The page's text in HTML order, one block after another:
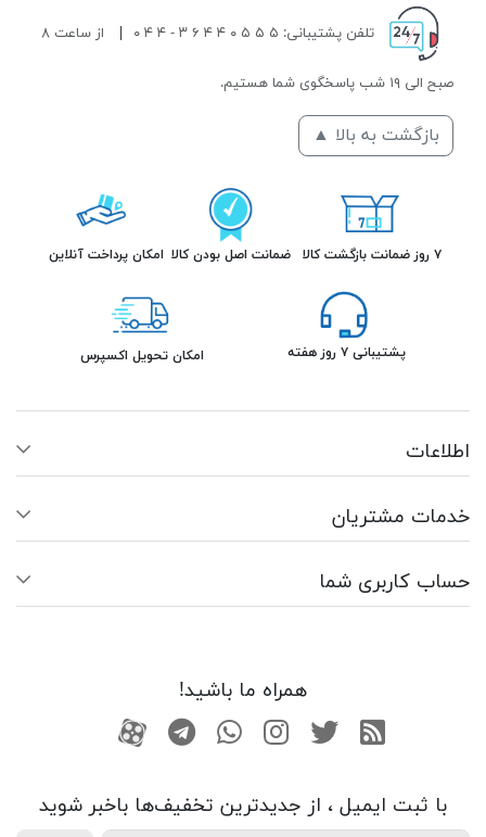
تلفن پشتیبانی: ۵ ۵ ۵ ۰ ۴ ۴ ۶ ۳ - ۴ ۴ ۰ | از ساعت ۸
صبح الی ۱۹ شب پاسخگوی شما هستیم.
بازگشت به بالا ▲
ضمانت اصل بودن کالا امکان پرداخت آنلاین
پشتیبانی ۷ روز هفته امکان تحویل اکسپرس
اطلاعات
خدمات مشتریان
حساب کاربری شما
همراه ما باشید!
RSS توییتراینستاگرام
واتساپتلگرامآپارات
با ثبت ایمیل ، از جدید‌ترین تخفیف‌ها با‌خبر شوید